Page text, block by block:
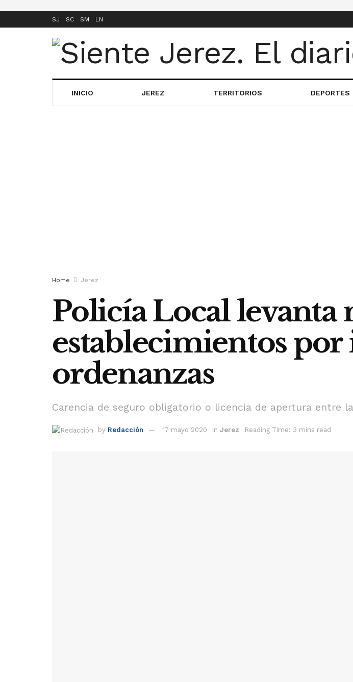
SJ SC SM LN
INICIO JEREZ TERRITORIOS DEPORTES
Home Jerez
Policía Local levanta
establecimientos por
ordenanzas
Carencia de seguro obligatorio o licencia de apertura entre
by Redacción 17 mayo 2020 in Jerez Reading Time: 3 mins read